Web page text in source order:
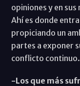
opiniones y en
Ahí es donde
propiciando un
partes a exponer
conflicto continuo.
-Los que más